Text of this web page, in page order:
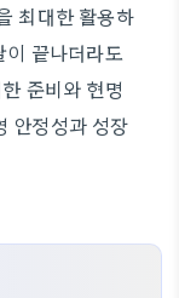
최대한 활용하
끝나더라도
준비와 현명
안정성과 성장